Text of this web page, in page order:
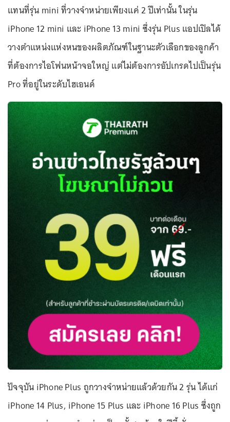
แทนที่รุ่น mini ที่วางจำหน่ายเพียงแค่ 2 ปีเท่านั้น ในรุ่น
iPhone 12 mini และ iPhone 13 mini ซึ่งรุ่น Plus แอปเปิลได้
วางตำแหน่งแห่งหนของผลิตภัณฑ์ในฐานะตัวเลือกของลูกค้า
ที่ต้องการไอโฟนหน้าจอใหญ่ แต่ไม่ต้องการอัปเกรดไปเป็นรุ่น
Pro ที่อยู่ในระดับไฮเอนด์
ปัจจุบัน iPhone Plus ถูกวางจำหน่ายแล้วด้วยกัน 2 รุ่น ได้แก่
iPhone 14 Plus, iPhone 15 Plus และ iPhone 16 Plus ซึ่งถูก